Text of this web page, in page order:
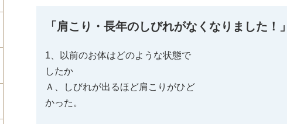
「肩こり・長年のしびれがなくなりました！
1、以前のお体はどのような状態で
したか
Ａ、しびれが出るほど肩こりがひど
かった。